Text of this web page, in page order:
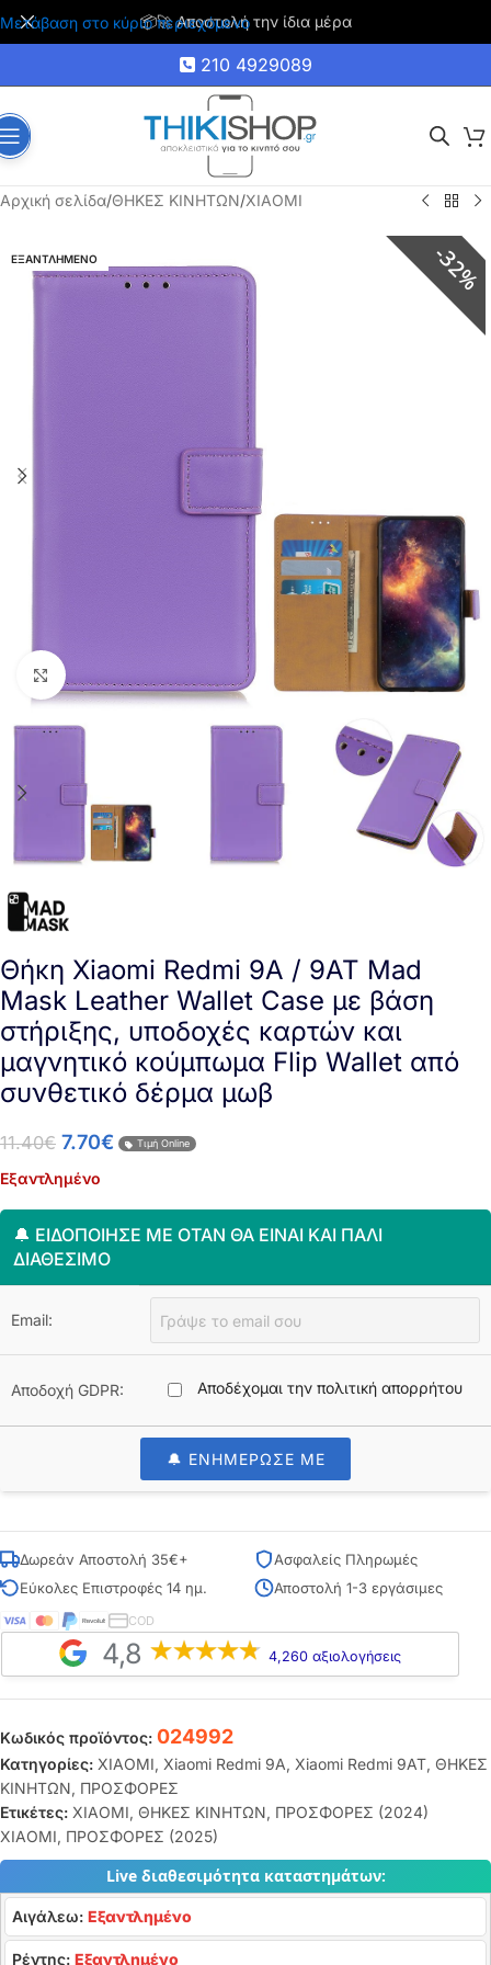
Μετάβαση στο κύριο περιεχόμενο
🚚 Δωρεάν μεταφορικά για αγορές άνω των 35€
210 4929089
Αρχική σελίδα/ΘΗΚΕΣ ΚΙΝΗΤΩΝ/XIAOMI
ΕΞΑΝΤΛΗΜΕΝΟ 32%
Click to enlarge
Θήκη Xiaomi Redmi 9A / 9AT Mad
Mask Leather Wallet Case με βάση
στήριξης, υποδοχές καρτών και
μαγνητικό κούμπωμα Flip Wallet από
συνθετικό δέρμα μωβ
11.40€ 7.70€ Τιμή Online
Εξαντλημένο
🔔 ΕΙΔΟΠΟΊΗΣΈ ΜΕ ΌΤΑΝ ΘΑ ΕΊΝΑΙ ΚΑΙ ΠΆΛΙ
ΔΙΑΘΈΣΙΜΟ
Email:
Αποδοχή GDPR: Αποδέχομαι την πολιτική απορρήτου
🔔 ΕΝΗΜΕΡΩΣΕ ΜΕ
Δωρεάν Αποστολή 35€+
Ασφαλείς Πληρωμές
Εύκολες Επιστροφές 14 ημ.
Αποστολή 1-3 εργάσιμες
COD
4,8 4,260 αξιολογήσεις
Κωδικός προϊόντος: 024992
Κατηγορίες: XIAOMI, Xiaomi Redmi 9A, Xiaomi Redmi 9AT, ΘΗΚΕΣ
ΚΙΝΗΤΩΝ, ΠΡΟΣΦΟΡΕΣ
Ετικέτες: XIAOMI, ΘΗΚΕΣ ΚΙΝΗΤΩΝ, ΠΡΟΣΦΟΡΕΣ (2024)
XIAOMI, ΠΡΟΣΦΟΡΕΣ (2025)
Live διαθεσιμότητα καταστημάτων:
Αιγάλεω: Εξαντλημένο
Ρέντης: Εξαντλημένο